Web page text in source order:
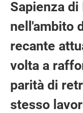
Sapienza
nell'ambito
recante
volta a
parità di
stesso